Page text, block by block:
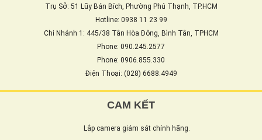
Trụ Sở: 51 Lũy Bán Bích, Phường Phú Thạnh, TP.HCM
Hotline: 0938 11 23 99
Chi Nhánh 1: 445/38 Tân Hòa Đông, Bình Tân, TPHCM
Phone: 090.245.2577
Phone: 0906.855.330
Điện Thoại: (028) 6688.4949
CAM KẾT
Lắp camera giám sát chính hãng.